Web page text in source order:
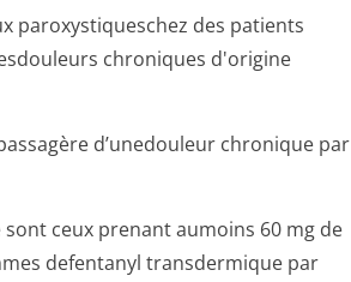
paroxystiqueschez des patients
chroniques d'origine
d’unedouleur chronique par
ceux prenant aumoins 60 mg de
defentanyl transdermique par